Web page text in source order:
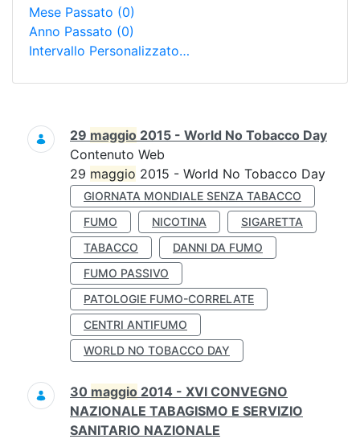
Mese Passato (0)
Anno Passato (0)
Intervallo Personalizzato…
Ricerca
29 maggio 2015 - World No Tobacco Day
Contenuto Web
29 maggio 2015 - World No Tobacco Day
GIORNATA MONDIALE SENZA TABACCO
FUMO
NICOTINA
SIGARETTA
TABACCO
DANNI DA FUMO
FUMO PASSIVO
PATOLOGIE FUMO-CORRELATE
CENTRI ANTIFUMO
WORLD NO TOBACCO DAY
30 maggio 2014 - XVI CONVEGNO
NAZIONALE TABAGISMO E SERVIZIO
SANITARIO NAZIONALE